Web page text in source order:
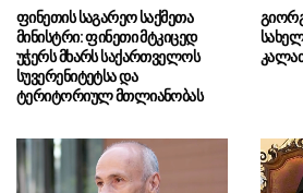
07.08 - 11:19“შეერთებული შტატები
ღრმად შეშფოთებულია რუსეთის მიერ
საქართველოს ტერიტორიის
ოკუპაციით”
07.08 - 10:56სამართალდამცველებმა
სამეგრელოსა და იმერეთში
ნარკოდანაშაულის ბრალდებით 3 პირი
ფინეთის საგარეო საქმეთა
მინისტრი: ფინეთი მტკიცედ
უჭერს მხარს საქართველოს
სუვერენიტეტსა და
ტერიტორიულ მთლიანობას